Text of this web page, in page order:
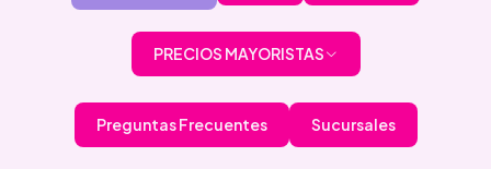
PRECIOS MAYORISTAS
Preguntas Frecuentes Sucursales